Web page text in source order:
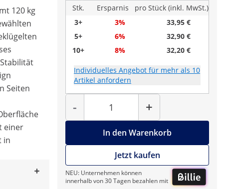
Stk.
Ersparnis
pro Stück (inkl. MwSt.)
3+
3%
33,95 €
5+
6%
32,90 €
10+
8% 32,20 €
Individuelles Angebot für mehr als 10
Artikel anfordern
-
Menge
+
In den Warenkorb
Jetzt kaufen
NEU: Unternehmen können
innerhalb von 30 Tagen bezahlen mit
120 kg
Seiten
einer
in